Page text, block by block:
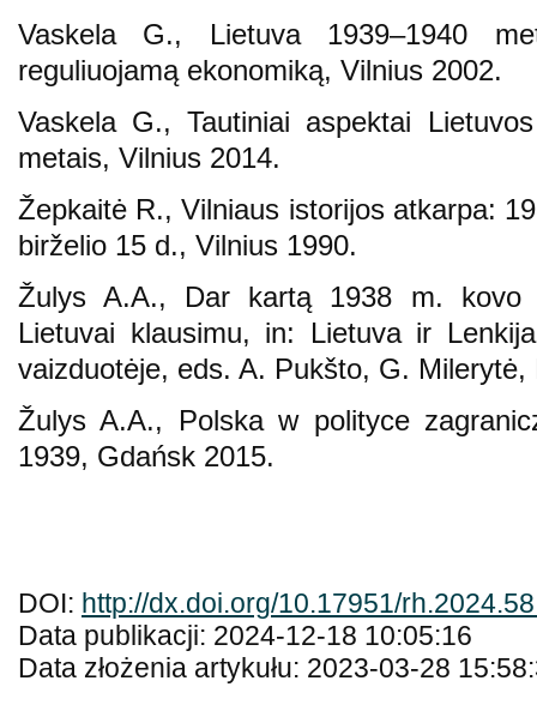
Vaskela G., Lietuva 1939–1940
reguliuojamą ekonomiką, Vilnius 2002.
Vaskela G., Tautiniai aspektai
metais, Vilnius 2014.
Žepkaitė R., Vilniaus istorijos atkarpa:
birželio 15 d., Vilnius 1990.
Žulys A.A., Dar kartą 1938 m. kovo
Lietuvai klausimu, in: Lietuva ir
vaizduotėje, eds. A. Pukšto, G. Milerytė,
Žulys A.A., Polska w polityce
1939, Gdańsk 2015.
DOI: http://dx.doi.org/10.17951/
Data publikacji: 2024-12-18 10:05:16
Data złożenia artykułu: 2023-03-28